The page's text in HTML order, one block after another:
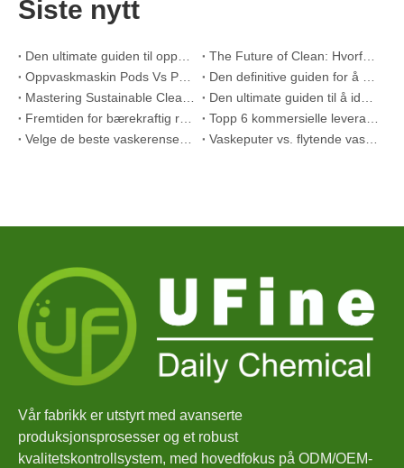
Siste nytt
Vår fabrikk er utstyrt med avanserte
produksjonsprosesser og et robust
kvalitetskontrollsystem, med hovedfokus på ODM/OEM-